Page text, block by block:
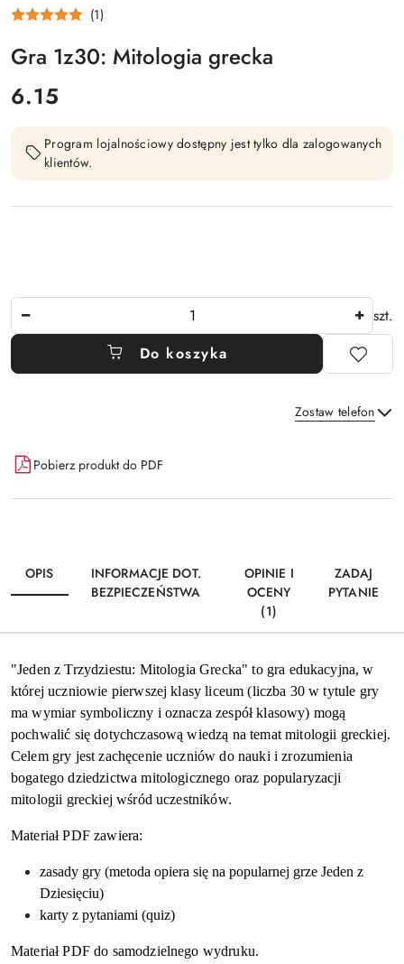
(1)
Gra 1z30: Mitologia grecka
cena:
6.15
Program lojalnościowy dostępny jest tylko dla zalogowanych
klientów.
szt.
Do koszyka
Zostaw telefon
Dostępność
i
dostawa
Pobierz produkt do PDF
OPIS
INFORMACJE DOT.
BEZPIECZEŃSTWA
OPINIE I
OCENY
(1)
ZADAJ
PYTANIE
"Jeden z Trzydziestu: Mitologia Grecka" to gra edukacyjna, w
której uczniowie pierwszej klasy liceum (liczba 30 w tytule gry
ma wymiar symboliczny i oznacza zespół klasowy) mogą
pochwalić się dotychczasową wiedzą na temat mitologii greckiej.
Celem gry jest zachęcenie uczniów do nauki i zrozumienia
bogatego dziedzictwa mitologicznego oraz popularyzacji
mitologii greckiej wśród uczestników.
Materiał PDF zawiera:
zasady gry (metoda opiera się na popularnej grze Jeden z
Dziesięciu)
karty z pytaniami (quiz)
Materiał PDF do samodzielnego wydruku.